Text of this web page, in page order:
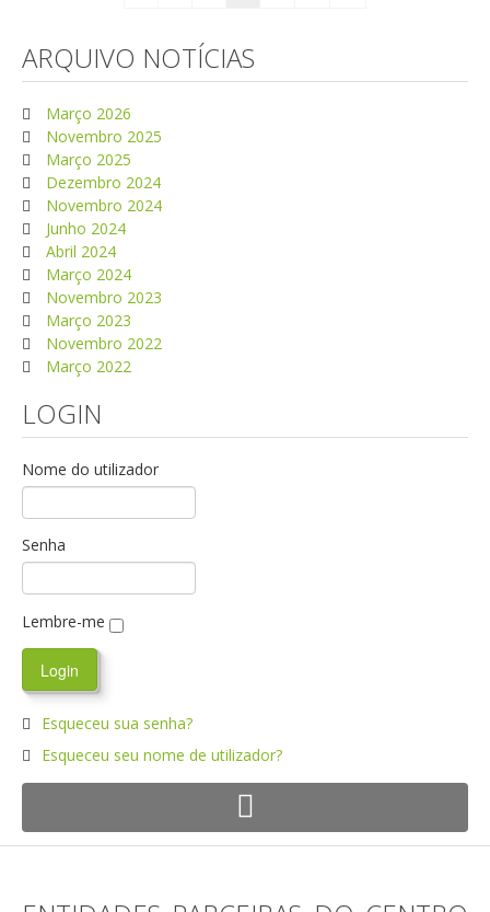
ARQUIVO NOTÍCIAS
Março 2026
Novembro 2025
Março 2025
Dezembro 2024
Novembro 2024
Junho 2024
Abril 2024
Março 2024
Novembro 2023
Março 2023
Novembro 2022
Março 2022
LOGIN
Nome do utilizador
Senha
Lembre-me
Esqueceu sua senha?
Esqueceu seu nome de utilizador?